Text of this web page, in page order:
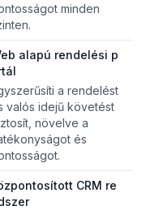
minden
alapú rendelési p
a rendelést
valós idejű követést
növelve a
és
CRM re